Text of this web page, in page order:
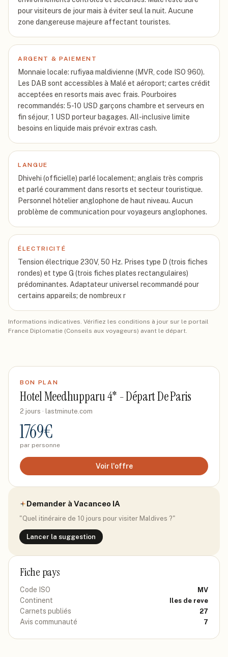
pour visiteurs de jour mais à éviter seul la nuit. Aucune
zone dangereuse majeure affectant touristes.
ARGENT & PAIEMENT
Monnaie locale: rufiyaa maldivienne (MVR, code ISO 960).
Les DAB sont accessibles à Malé et aéroport; cartes crédit
acceptées en resorts mais avec frais. Pourboires
recommandés: 5-10 USD garçons chambre et serveurs en
fin séjour, 1 USD porteur bagages. All-inclusive limite
besoins en liquide mais prévoir extras cash.
LANGUE
Dhivehi (officielle) parlé localement; anglais très compris
et parlé couramment dans resorts et secteur touristique.
Personnel hôtelier anglophone de haut niveau. Aucun
problème de communication pour voyageurs anglophones.
ÉLECTRICITÉ
Tension électrique 230V, 50 Hz. Prises type D (trois fiches
rondes) et type G (trois fiches plates rectangulaires)
prédominantes. Adaptateur universel recommandé pour
certains appareils; de nombreux r
Informations indicatives. Vérifiez les conditions à jour sur le portail
France Diplomatie (Conseils aux voyageurs) avant le départ.
BON PLAN
Hotel Meedhupparu 4* - Départ De Paris
2 jours · lastminute.com
1769€
par personne
Voir l'offre
Demander à Vacanceo IA
"Quel itinéraire de 10 jours pour visiter Maldives ?"
Lancer la suggestion
Fiche pays
Code ISO MV
Continent Iles de reve
Carnets publiés 27
Avis communauté 7